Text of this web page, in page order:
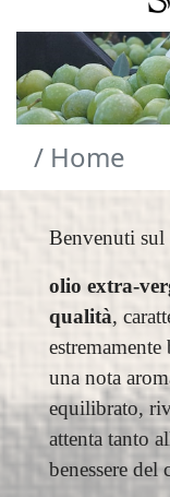
/ Home
Benvenuti sul
olio extra-
qualità,
una nota
equilibrato,
attenta tanto
benessere del